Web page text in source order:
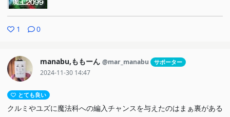
1 0
manabu,ももーん @mar_manabu サポーター
2024-11-30 14:47
とても良い
クルミやユズに魔法科への編入チャンスを与えたのはまぁ裏がある